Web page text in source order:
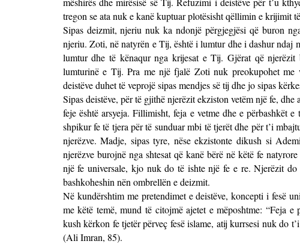
tregon se ata nuk e kanë kuptuar plotësisht qëllimin e krijimit
Sipas deizmit, njeriu nuk ka ndonjë përgjegjësi që buron
njeriu. Zoti, në natyrën e Tij, është i lumtur dhe i dashur
lumtur dhe të kënaqur nga krijesat e Tij. Gjërat që
lumturinë e Tij. Pra me një fjalë Zoti nuk preokupohet me
deistëve duhet të veprojë sipas mendjes së tij dhe jo sipas
Sipas deistëve, për të gjithë njerëzit ekziston vetëm një fe,
feje është arsyeja. Fillimisht, feja e vetme dhe e përbashkët
shpikur fe të tjera për të sunduar mbi të tjerët dhe për t’i
njerëzve. Madje, sipas tyre, nëse ekzistonte dikush si
njerëzve burojnë nga shtesat që kanë bërë në këtë fe
një fe universale, kjo nuk do të ishte një fe e re. Njerëzit
bashkoheshin nën ombrellën e deizmit.
Në kundërshtim me pretendimet e deistëve, koncepti i fesë
me këtë temë, mund të citojmë ajetet e mëposhtme: “Feja
kush kërkon fe tjetër përveç fesë islame, atij kurrsesi nuk do
(Ali Imran, 85).